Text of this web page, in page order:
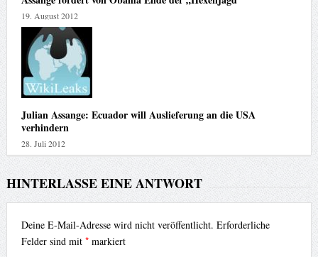
19. August 2012
Julian Assange: Ecuador will Auslieferung an die USA
verhindern
28. Juli 2012
HINTERLASSE EINE ANTWORT
Deine E-Mail-Adresse wird nicht veröffentlicht. Erforderliche
Felder sind mit *markiert